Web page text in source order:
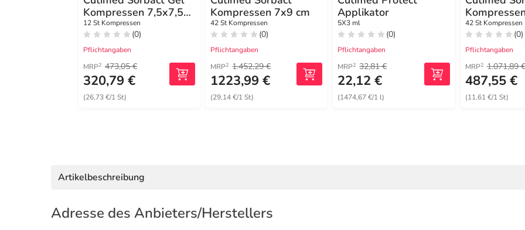
Kompressen 7,5x7,5
cm
12 St Kompressen
(0)
Pflichtangaben
MRP2 473,05 €
320,79 €
(26,73 €/1 St)
Kompressen 7x9 cm
42 St Kompressen
(0)
Pflichtangaben
MRP2 1.452,29 €
1223,99 €
(29,14 €/1 St)
Applikator
5X3 ml
(0)
Pflichtangaben
MRP2 32,81 €
22,12 €
(1474,67 €/1 l)
42 St Kompressen
(0)
Pflichtangaben
MRP2 1.071,89 €
487,55 €
(11,61 €/1 St)
Artikelbeschreibung
Adresse des Anbieters/Herstellers